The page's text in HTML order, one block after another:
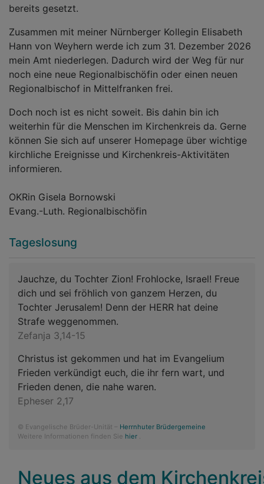
bereits gesetzt.
Zusammen mit meiner Nürnberger Kollegin Elisabeth
Hann von Weyhern werde ich zum 31. Dezember 2026
mein Amt niederlegen. Dadurch wird der Weg für nur
noch eine neue Regionalbischöfin oder einen neuen
Regionalbischof in Mittelfranken frei.
Doch noch ist es nicht soweit. Bis dahin bin ich
weiterhin für die Menschen im Kirchenkreis da. Gerne
können Sie sich auf unserer Homepage über wichtige
kirchliche Ereignisse und Kirchenkreis-Aktivitäten
informieren.
OKRin Gisela Bornowski
Evang.-Luth. Regionalbischöfin
Tageslosung
Jauchze, du Tochter Zion! Frohlocke, Israel! Freue
dich und sei fröhlich von ganzem Herzen, du
Tochter Jerusalem! Denn der HERR hat deine
Strafe weggenommen.
Zefanja 3,14-15
Christus ist gekommen und hat im Evangelium
Frieden verkündigt euch, die ihr fern wart, und
Frieden denen, die nahe waren.
Epheser 2,17
© Evangelische Brüder-Unität – Herrnhuter Brüdergemeine
Weitere Informationen finden Sie hier
Neues aus dem